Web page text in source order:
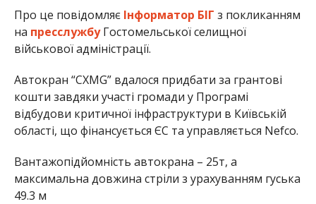
Про це повідомляє Інформатор БІГ з покликанням
на пресслужбуГостомельської селищної
військової адміністрації.
Автокран “CXMG” вдалося придбати за грантові
кошти завдяки участі громади у Програмі
відбудови критичної інфраструктури в Київській
області, що фінансується ЄС та управляється Nefco.
Вантажопідйомність автокрана – 25т, а
максимальна довжина стріли з урахуванням гуська
49.3 м